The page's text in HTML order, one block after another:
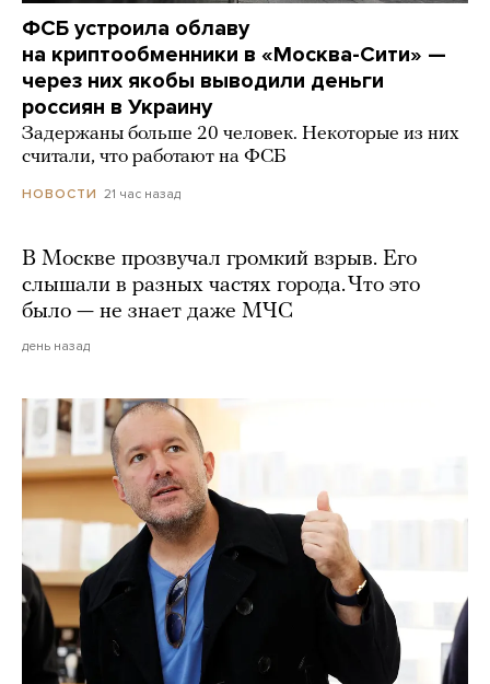
ФСБ устроила облаву
на криптообменники в «Москва-Сити» —
через них якобы выводили деньги
россиян в Украину
Задержаны больше 20 человек. Некоторые из них
считали, что работают на ФСБ
НОВОСТИ 21 час назад
В Москве прозвучал громкий взрыв. Его
слышали в разных частях города. Что это
было — не знает даже МЧС
день назад